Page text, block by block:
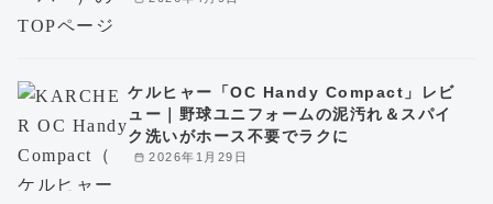
2026年1月29日
ケルヒャー「OC Handy Compact」レビ
ュー｜野球ユニフォームの泥汚れ＆スパイ
ク洗いがホース不要でラクに